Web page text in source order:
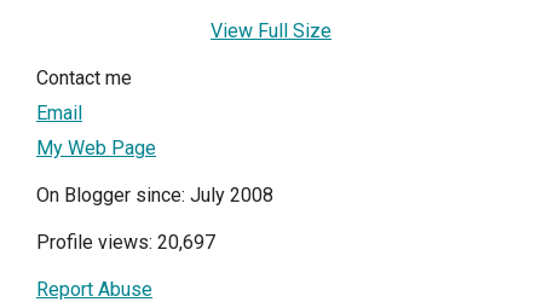
View Full Size
Contact me
Email
My Web Page
On Blogger since: July 2008
Profile views: 20,697
Report Abuse